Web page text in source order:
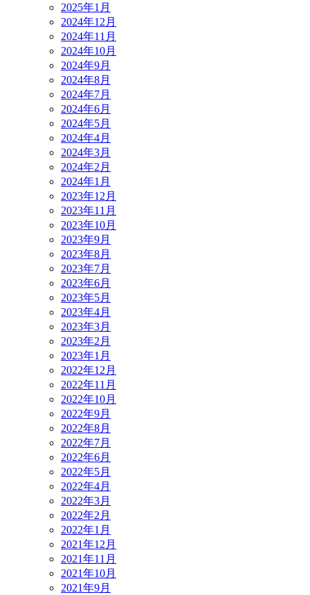
2025年1月
2024年12月
2024年11月
2024年10月
2024年9月
2024年8月
2024年7月
2024年6月
2024年5月
2024年4月
2024年3月
2024年2月
2024年1月
2023年12月
2023年11月
2023年10月
2023年9月
2023年8月
2023年7月
2023年6月
2023年5月
2023年4月
2023年3月
2023年2月
2023年1月
2022年12月
2022年11月
2022年10月
2022年9月
2022年8月
2022年7月
2022年6月
2022年5月
2022年4月
2022年3月
2022年2月
2022年1月
2021年12月
2021年11月
2021年10月
2021年9月